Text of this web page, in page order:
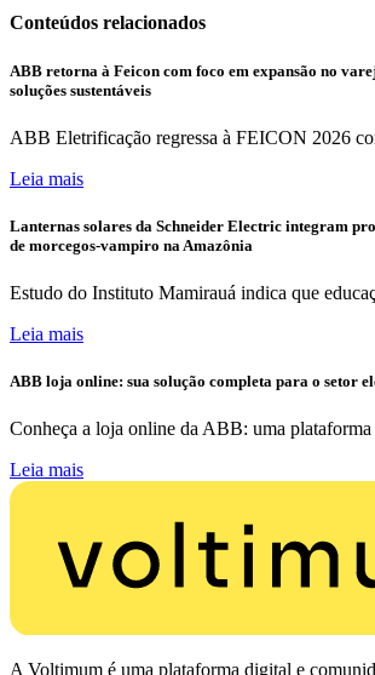
Conteúdos relacionados
ABB retorna à Feicon com foco em expansão no
soluções sustentáveis
ABB Eletrificação regressa à FEICON 2026
Leia mais
Lanternas solares da Schneider Electric integram
de morcegos-vampiro na Amazônia
Estudo do Instituto Mamirauá indica que
Leia mais
ABB loja online: sua solução completa para o setor
Conheça a loja online da ABB: uma plataforma
Leia mais
A Voltimum é uma plataforma digital e